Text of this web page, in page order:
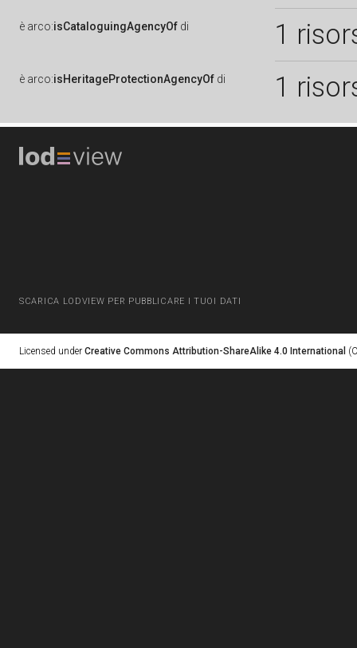
è arco:isCataloguingAgencyOf di 1
è arco:isHeritageProtectionAgencyOf di 1
SCARICA LODVIEW PER PUBBLICARE I TUOI DATI
Licensed under Creative Commons Attribution-ShareAlike 4.0 International